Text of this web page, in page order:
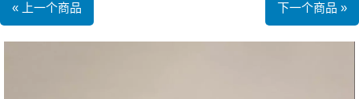
« 上一个商品 下一个商品 »